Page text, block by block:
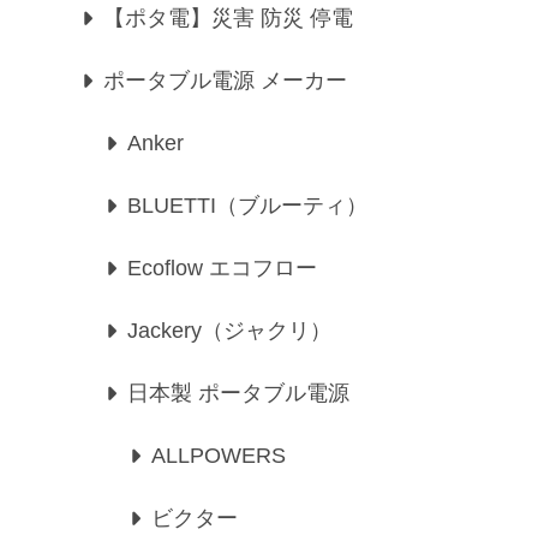
【ポタ電】災害 防災 停電
ポータブル電源 メーカー
Anker
BLUETTI（ブルーティ）
Ecoflow エコフロー
Jackery（ジャクリ）
日本製 ポータブル電源
ALLPOWERS
ビクター